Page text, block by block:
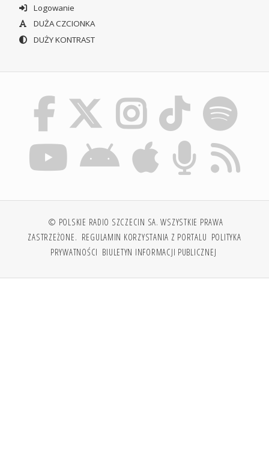
Logowanie
DUŻA CZCIONKA
DUŻY KONTRAST
© POLSKIE RADIO SZCZECIN SA. WSZYSTKIE PRAWA
ZASTRZEŻONE. REGULAMIN KORZYSTANIA Z PORTALU POLITYKA
PRYWATNOŚCI BIULETYN INFORMACJI PUBLICZNEJ